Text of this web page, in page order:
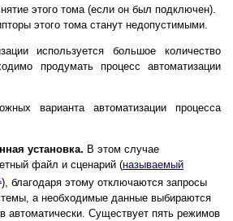
этого тома (если он был подключен).
этого тома станут недопустимыми.
используется большое количество
продумать процесс автоматизации
варианта автоматизации процесса
установка. В этом случае
файл и сценарий (называемый
), благодаря этому отключаются запросы
а необходимые данные выбираются
автоматически. Существует пять режимов